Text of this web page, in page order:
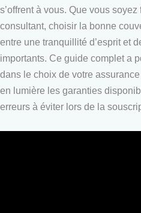
s’offrent à vous. Que vous
consultant, choisir la bonne
entre une tranquillité d’esprit et
importants. Ce guide complet a
dans le choix de votre
en lumière les garanties
erreurs à éviter lors de la